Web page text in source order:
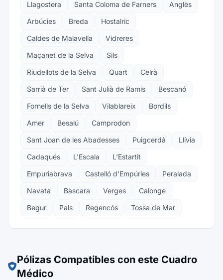
Llagostera Santa Coloma de Farners
Anglès
Arbúcies
Breda
Hostalric
Caldes de Malavella
Vidreres
Maçanet de la Selva
Sils
Riudellots de la Selva
Quart
Celrà
Sarrià de Ter
Sant Julià de Ramis
Bescanó
Fornells de la Selva
Vilablareix
Bordils
Amer
Besalú
Camprodon
Sant Joan de les Abadesses
Puigcerdà
Llívia
Cadaqués
L'Escala
L'Estartit
Empuriabrava
Castelló d'Empúries
Peralada
Navata
Bàscara Verges
Calonge
Begur
Pals Regencós Tossa de Mar
Pólizas Compatibles con este Cuadro
Médico